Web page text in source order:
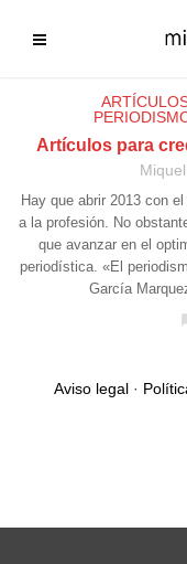
Artículos para
Hay que abrir 2013 con
a la profesión. No
que avanzar en el
periodística. «El
García
Aviso legal·